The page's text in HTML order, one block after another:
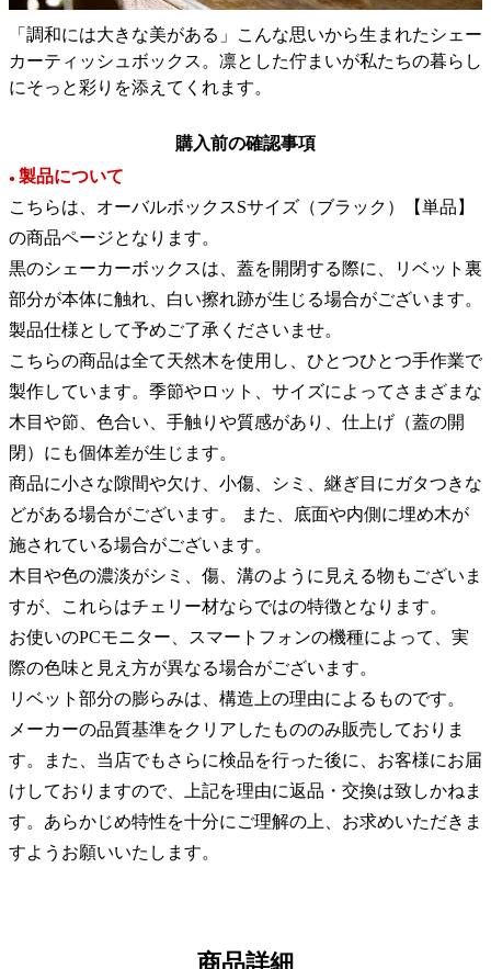
「調和には大きな美がある」こんな思いから生まれたシェー
カーティッシュボックス。凛とした佇まいが私たちの暮らし
にそっと彩りを添えてくれます。
購入前の確認事項
● 製品について
こちらは、オーバルボックスSサイズ（ブラック）【単品】
の商品ページとなります。
黒のシェーカーボックスは、蓋を開閉する際に、リベット裏
部分が本体に触れ、白い擦れ跡が生じる場合がございます。
製品仕様として予めご了承くださいませ。
こちらの商品は全て天然木を使用し、ひとつひとつ手作業で
製作しています。季節やロット、サイズによってさまざまな
木目や節、色合い、手触りや質感があり、仕上げ（蓋の開
閉）にも個体差が生じます。
商品に小さな隙間や欠け、小傷、シミ、継ぎ目にガタつきな
どがある場合がございます。 また、底面や内側に埋め木が
施されている場合がございます。
木目や色の濃淡がシミ、傷、溝のように見える物もございま
すが、これらはチェリー材ならではの特徴となります。
お使いのPCモニター、スマートフォンの機種によって、実
際の色味と見え方が異なる場合がございます。
リベット部分の膨らみは、構造上の理由によるものです。
メーカーの品質基準をクリアしたもののみ販売しておりま
す。また、当店でもさらに検品を行った後に、お客様にお届
けしておりますので、上記を理由に返品・交換は致しかねま
す。あらかじめ特性を十分にご理解の上、お求めいただきま
すようお願いいたします。
商品詳細